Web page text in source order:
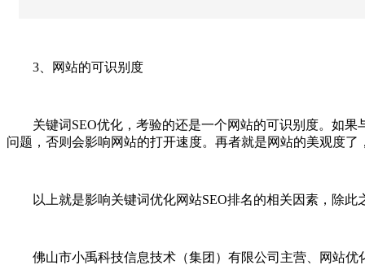
3、网站的可识别度
关键词SEO优化，考验的还是一个网站的可识别度。如果
问题，否则会影响网站的打开速度。再者就是网站的美观度
以上就是影响关键词优化网站SEO排名的相关因素，除此
佛山市小禹科技信息技术（集团）有限公司主营、网站优